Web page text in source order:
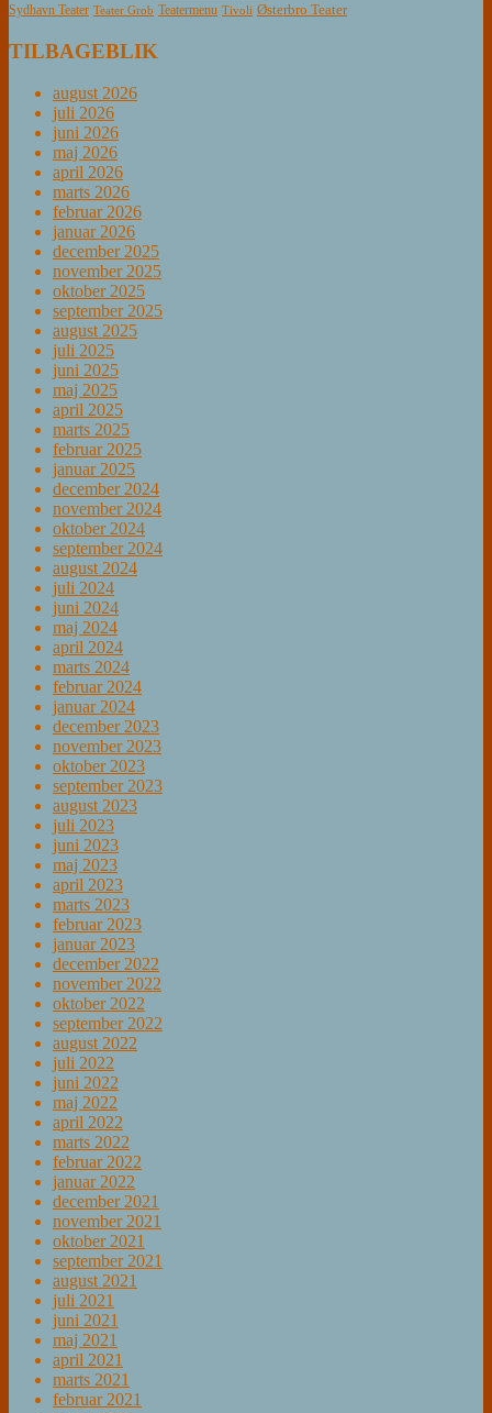
Sydhavn Teater Teater Grob Teatermenu Tivoli Østerbro Teater
TILBAGEBLIK
august 2026
juli 2026
juni 2026
maj 2026
april 2026
marts 2026
februar 2026
januar 2026
december 2025
november 2025
oktober 2025
september 2025
august 2025
juli 2025
juni 2025
maj 2025
april 2025
marts 2025
februar 2025
januar 2025
december 2024
november 2024
oktober 2024
september 2024
august 2024
juli 2024
juni 2024
maj 2024
april 2024
marts 2024
februar 2024
januar 2024
december 2023
november 2023
oktober 2023
september 2023
august 2023
juli 2023
juni 2023
maj 2023
april 2023
marts 2023
februar 2023
januar 2023
december 2022
november 2022
oktober 2022
september 2022
august 2022
juli 2022
juni 2022
maj 2022
april 2022
marts 2022
februar 2022
januar 2022
december 2021
november 2021
oktober 2021
september 2021
august 2021
juli 2021
juni 2021
maj 2021
april 2021
marts 2021
februar 2021